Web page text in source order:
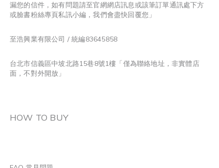
漏您的信件，如有問題請至官網網店訊息或該筆訂單通訊處下方
或臉書粉絲專頁私訊小編，我們會盡快回覆您」
至浩興業有限公司 / 統編83645858
台北市信義區中坡北路15巷8號1樓「僅為聯絡地址，非實體店
面，不對外開放」
HOW TO BUY